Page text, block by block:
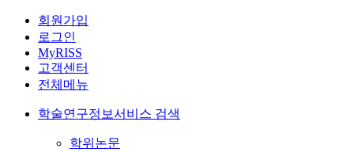
회원가입
로그인
MyRISS
고객센터
전체메뉴
학술연구정보서비스 검색
학위논문